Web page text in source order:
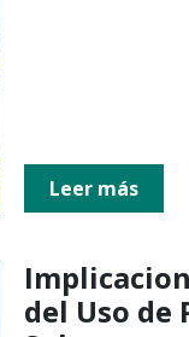
Leer más
del Uso de